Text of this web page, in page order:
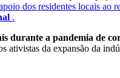
dos residentes locais ao
.
durante a pandemia de
ativistas da expansão da